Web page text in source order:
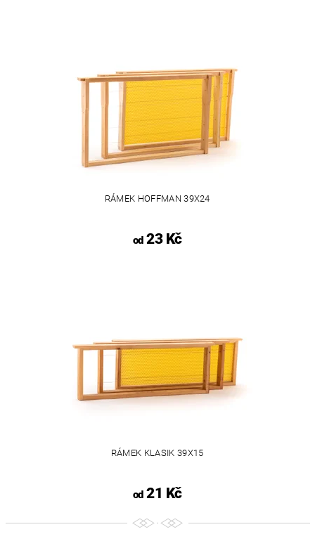
RÁMEK HOFFMAN 39X24
od23 Kč
RÁMEK KLASIK 39X15
od21 Kč